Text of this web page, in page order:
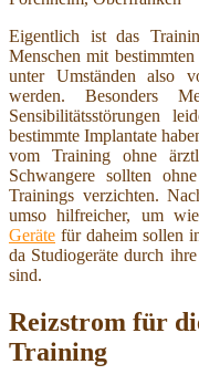
Eigentlich ist das
Menschen mit
unter Umständen also
werden. Besonders
Sensibilitätsstörungen
bestimmte Implantate
vom Training ohne
Schwangere sollten
Trainings verzichten.
umso hilfreicher, um
Geräte für daheim sollen
da Studiogeräte durch
sind.
Reizstrom für
Training